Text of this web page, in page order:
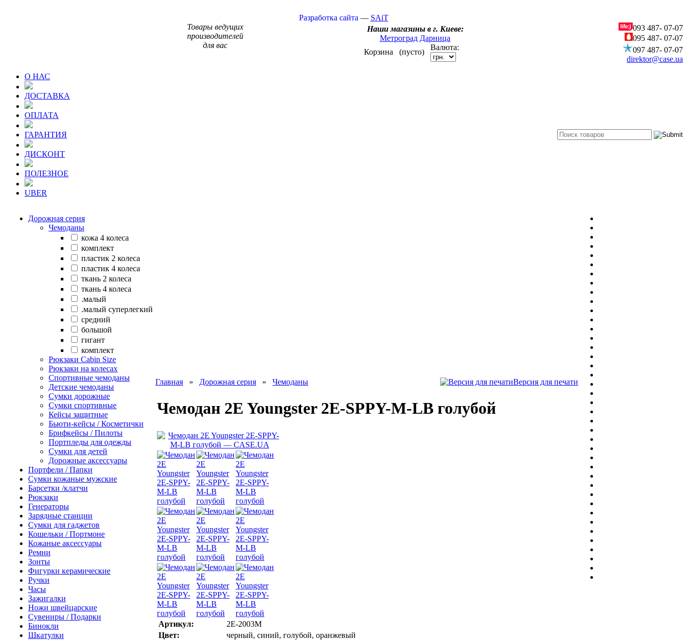
Разработка сайта — SAiT
Товары ведущих
производителей
для вас
Наши магазины в г. Киеве:
Метроград Дарница
Корзина
(пусто)
Валюта:
093 487- 07-07
095 487- 07-07
097 487- 07-07
direktor@case.ua
О НАС
ДОСТАВКА
ОПЛАТА
ГАРАНТИЯ
ДИСКОНТ
ПОЛЕЗНОЕ
UBER
Дорожная серия
Чемоданы
кожа 4 колеса
комплект
пластик 2 колеса
пластик 4 колеса
ткань 2 колеса
ткань 4 колеса
.малый
.малый суперлегкий
cредний
большой
гигант
комплект
Рюкзаки Сabin Size
Рюкзаки на колесах
Спортивные чемоданы
Детские чемоданы
Сумки дорожные
Сумки спортивные
Кейсы защитные
Бьюти-кейсы / Косметички
Брифкейсы / Пилоты
Портпледы для одежды
Сумки для детей
Дорожные аксессуары
Портфели / Папки
Сумки кожаные мужские
Барсетки /клатчи
Рюкзаки
Генераторы
Зарядные станции
Сумки для гаджетов
Кошельки / Портмоне
Кожаные аксессуары
Ремни
Зонты
Фигурки керамические
Ручки
Часы
Зажигалки
Ножи швейцарские
Сувениры / Подарки
Бинокли
Шкатулки
Главная » Дорожная серия » Чемоданы Версия для печати
Чемодан 2E Youngster 2E-SPPY-M-LB голубой
Артикул:
2E-2003M
Цвет:
черный, синий, голубой, оранжевый